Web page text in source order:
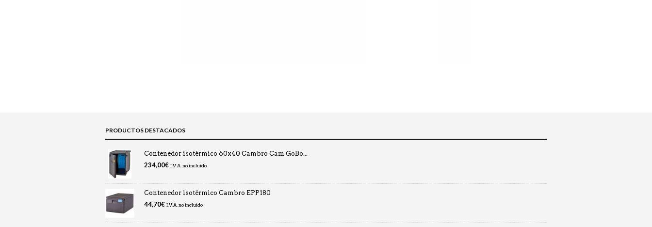
PRODUCTOS DESTACADOS
Contenedor isotérmico 60x40 Cambro Cam GoBo...
234,00€ I.V.A. no incluido
Contenedor isotérmico Cambro EPP180
44,70€ I.V.A. no incluido